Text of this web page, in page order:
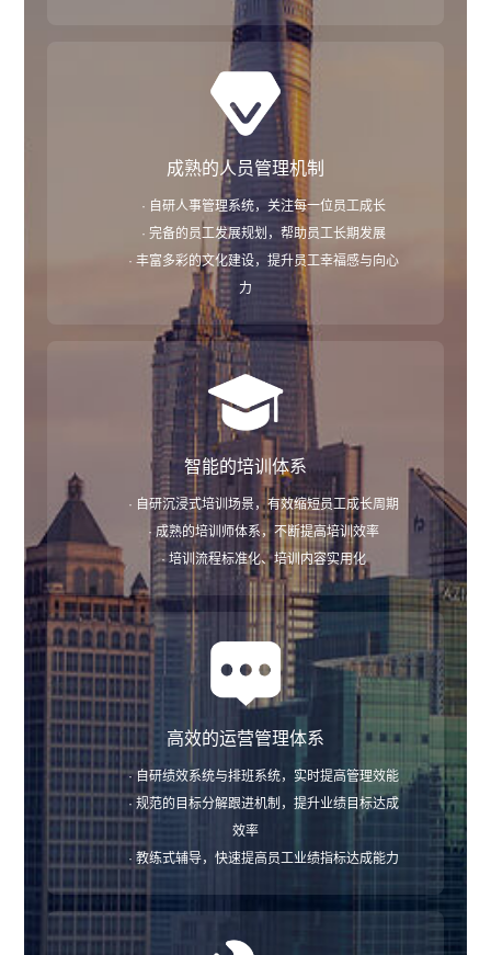
成熟的人员管理机制
· 自研人事管理系统，关注每一位员工成长
· 完备的员工发展规划，帮助员工长期发展
· 丰富多彩的文化建设，提升员工幸福感与向心
力
智能的培训体系
· 自研沉浸式培训场景，有效缩短员工成长周期
· 成熟的培训师体系，不断提高培训效率
· 培训流程标准化、培训内容实用化
高效的运营管理体系
· 自研绩效系统与排班系统，实时提高管理效能
· 规范的目标分解跟进机制，提升业绩目标达成
效率
· 教练式辅导，快速提高员工业绩指标达成能力